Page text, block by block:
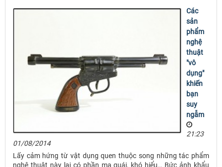
Các
sản
phẩm
nghệ
thuật
"vô
dụng"
khiến
bạn
suy
ngẫm
21:23
01/08/2014
Lấy cảm hứng từ vật dụng quen thuộc song những tác phẩm
nghệ thuật này lại có phần ma quái, khó hiểu… Bức ảnh khẩu